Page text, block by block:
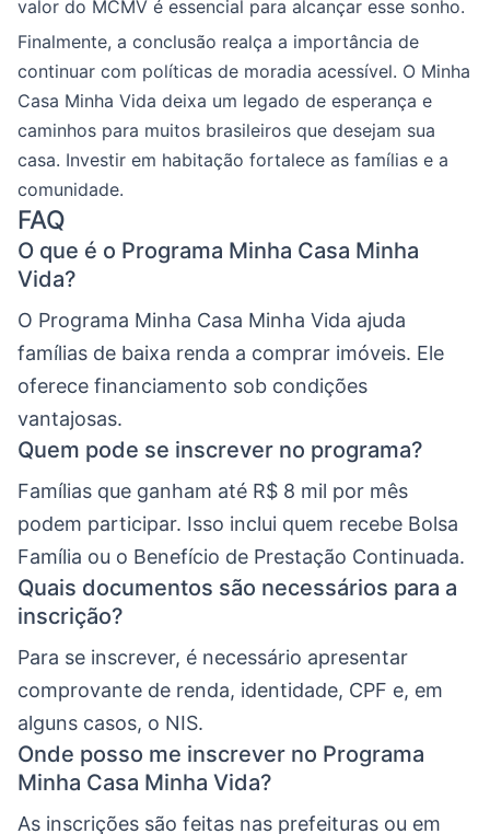
valor do MCMV é essencial para alcançar esse sonho.
Finalmente, a conclusão realça a importância de
continuar com políticas de moradia acessível. O Minha
Casa Minha Vida deixa um legado de esperança e
caminhos para muitos brasileiros que desejam sua
casa. Investir em habitação fortalece as famílias e a
comunidade.
FAQ
O que é o Programa Minha Casa Minha
Vida?
O Programa Minha Casa Minha Vida ajuda
famílias de baixa renda a comprar imóveis. Ele
oferece financiamento sob condições
vantajosas.
Quem pode se inscrever no programa?
Famílias que ganham até R$ 8 mil por mês
podem participar. Isso inclui quem recebe Bolsa
Família ou o Benefício de Prestação Continuada.
Quais documentos são necessários para a
inscrição?
Para se inscrever, é necessário apresentar
comprovante de renda, identidade, CPF e, em
alguns casos, o NIS.
Onde posso me inscrever no Programa
Minha Casa Minha Vida?
As inscrições são feitas nas prefeituras ou em